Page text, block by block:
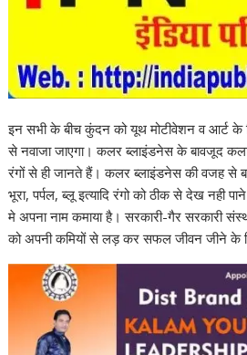
इन सभी के बीच कुंदन को यूथ मोटीवेशन व आर्ट के
से नवाजा जाएगा। कलर ब्लाइंडनेस के बावजूद
रंगों से ही जानते हैं। कलर ब्लाइंडनेस की वजह से
भूरा, पर्पल, ब्लू इत्यादि रंगो को ठीक से देख नही
मे अपना नाम कमाया है। सरकारी-गैर सरकारी
को अपनी कमियों से लड़ कर सफल जीवन जीने के